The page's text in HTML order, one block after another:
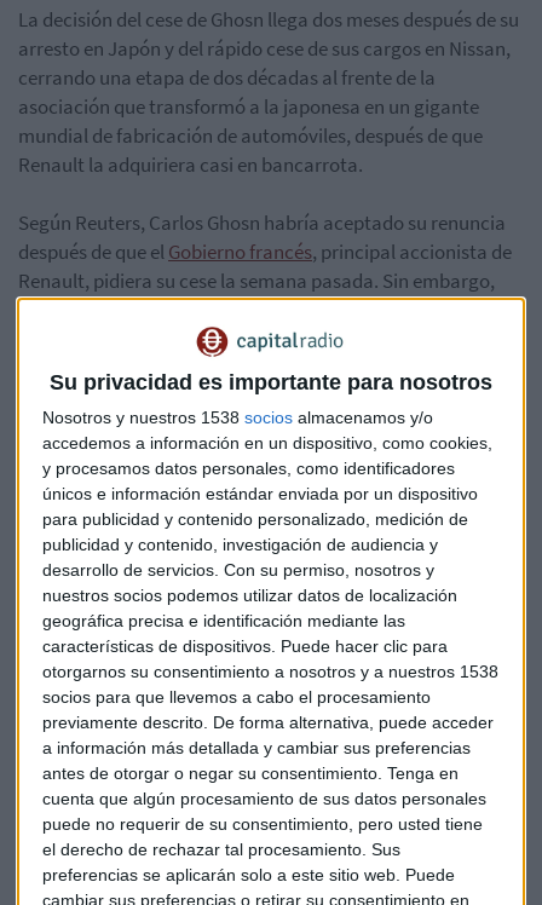
Su privacidad es importante para nosotros
Nosotros y nuestros 1538 socios almacenamos y/o
accedemos a información en un dispositivo, como cookies,
y procesamos datos personales, como identificadores
únicos e información estándar enviada por un dispositivo
para publicidad y contenido personalizado, medición de
publicidad y contenido, investigación de audiencia y
desarrollo de servicios. Con su permiso, nosotros y
nuestros socios podemos utilizar datos de localización
geográfica precisa e identificación mediante las
características de dispositivos. Puede hacer clic para
otorgarnos su consentimiento a nosotros y a nuestros 1538
socios para que llevemos a cabo el procesamiento
previamente descrito. De forma alternativa, puede acceder
a información más detallada y cambiar sus preferencias
antes de otorgar o negar su consentimiento. Tenga en
cuenta que algún procesamiento de sus datos personales
puede no requerir de su consentimiento, pero usted tiene
el derecho de rechazar tal procesamiento. Sus
preferencias se aplicarán solo a este sitio web. Puede
cambiar sus preferencias o retirar su consentimiento en
La decisión del cese de Ghosn llega dos meses después de su
arresto en Japón y del rápido cese de sus cargos en Nissan,
cerrando una etapa de dos décadas al frente de la
asociación que transformó a la japonesa en un gigante
mundial de fabricación de automóviles, después de que
Renault la adquiriera casi en bancarrota.
Según Reuters, Carlos Ghosn habría aceptado su renuncia
después de que elGobierno francés, principal accionista de
Renault, pidiera su cese la semana pasada. Sin embargo,
ayer el ministro francés de Finanzas,
señaló que “hasta el momento, Renault no ha recibido
una carta de renuncia de Carlos Ghosn”.
Senard, de 65 años, se enfrenta ala ardua tarea de relajar
las relaciones con Nissan, de la que poseen un 43% de las
acciones. Desde el arresto de Ghosn, el director general de
Nissan, Hiroto Saikawa, ha sido muy insistente con su
relevo, aunque ha intentado debilitar el control de Renault y
se ha resistido a sus intentos de nominar a nuevos
directores para el consejo de Nissan. Actualmente la
automovilística japonesa posee una participación del 15%
de su matriz francesa, aunque sin derecho a voto, y el 34%
de Mitsubishi Motors, un tercer socio importante en su
alianza de fabricación de automóviles.
Desde Francia quieren que una vez se haya establecido su
nueva administración, se reanude el trabajo en la alianza
con Nissan, tarea que le fue encargada a Ghosn cuando
renovó el año pasado su contrato en Renault, con el firme
apoyo del gobierno. Nissan se muestra cauteloso ante